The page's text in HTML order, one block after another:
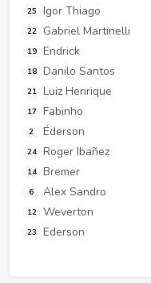
25 Igor Thiago
22 Gabriel Martinelli
19 Endrick
18 Danilo Santos
21 Luiz Henrique
17 Fabinho
2 Éderson
24 Roger Ibañez
14 Bremer
6 Alex Sandro
12 Weverton
23 Ederson